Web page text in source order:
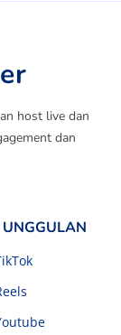
host live dan
dan